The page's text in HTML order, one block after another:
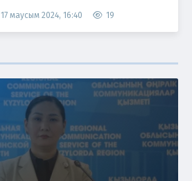
17 маусым 2024, 16:40 19